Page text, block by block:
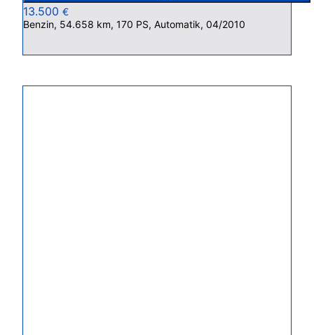
13.500 €
Benzin, 54.658 km, 170 PS, Automatik, 04/2010